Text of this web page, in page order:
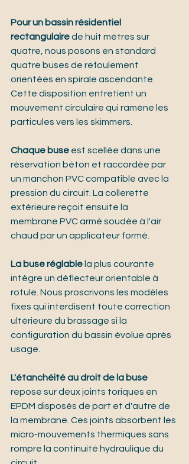
Pour un bassin résidentiel
rectangulaire de huit mètres sur
quatre, nous posons en standard
quatre buses de refoulement
orientées en spirale ascendante.
Cette disposition entretient un
mouvement circulaire qui ramène les
particules vers les skimmers.
Chaque buse est scellée dans une
réservation béton et raccordée par
un manchon PVC compatible avec la
pression du circuit. La collerette
extérieure reçoit ensuite la
membrane PVC armé soudée à l'air
chaud par un applicateur formé.
La buse réglable la plus courante
intègre un déflecteur orientable à
rotule. Nous proscrivons les modèles
fixes qui interdisent toute correction
ultérieure du brassage si la
configuration du bassin évolue après
usage.
L'étanchéité au droit de la buse
repose sur deux joints toriques en
EPDM disposés de part et d'autre de
la membrane. Ces joints absorbent les
micro-mouvements thermiques sans
rompre la continuité hydraulique du